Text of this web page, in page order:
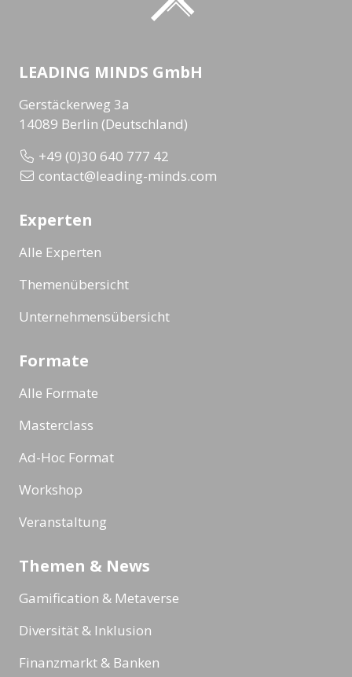
LEADING MINDS GmbH
Gerstäckerweg 3a
14089 Berlin (Deutschland)
+49 (0)30 640 777 42
contact@leading-minds.com
Experten
Alle Experten
Themenübersicht
Unternehmensübersicht
Formate
Alle Formate
Masterclass
Ad-Hoc Format
Workshop
Veranstaltung
Themen & News
Gamification & Metaverse
Diversität & Inklusion
Finanzmarkt & Banken